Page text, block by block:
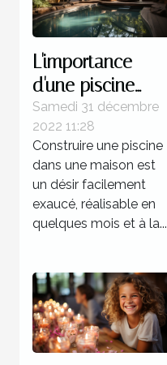
L'importance
d'une piscine
dans une maison
Samedi 31 décembre
2022 11:28
Construire une piscine
dans une maison est
un désir facilement
exaucé, réalisable en
quelques mois et à la...